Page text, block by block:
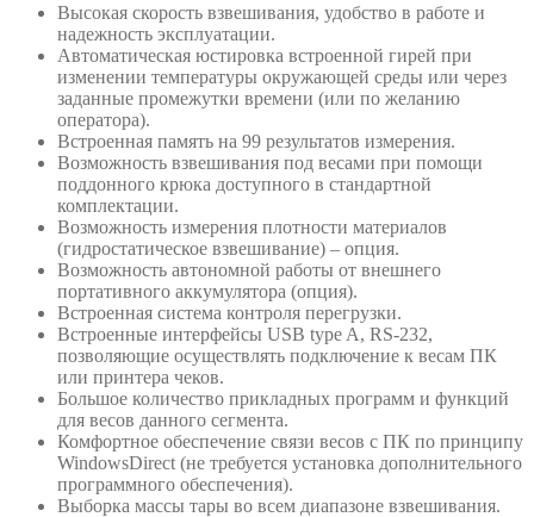
Высокая скорость взвешивания, удобство в работе и
надежность эксплуатации.
Автоматическая юстировка встроенной гирей при
изменении температуры окружающей среды или через
заданные промежутки времени (или по желанию
оператора).
Встроенная память на 99 результатов измерения.
Возможность взвешивания под весами при помощи
поддонного крюка доступного в стандартной
комплектации.
Возможность измерения плотности материалов
(гидростатическое взвешивание) – опция.
Возможность автономной работы от внешнего
портативного аккумулятора (опция).
Встроенная система контроля перегрузки.
Встроенные интерфейсы USB type A, RS-232,
позволяющие осуществлять подключение к весам ПК
или принтера чеков.
Большое количество прикладных программ и функций
для весов данного сегмента.
Комфортное обеспечение связи весов с ПК по принципу
WindowsDirect (не требуется установка дополнительного
программного обеспечения).
Выборка массы тары во всем диапазоне взвешивания.